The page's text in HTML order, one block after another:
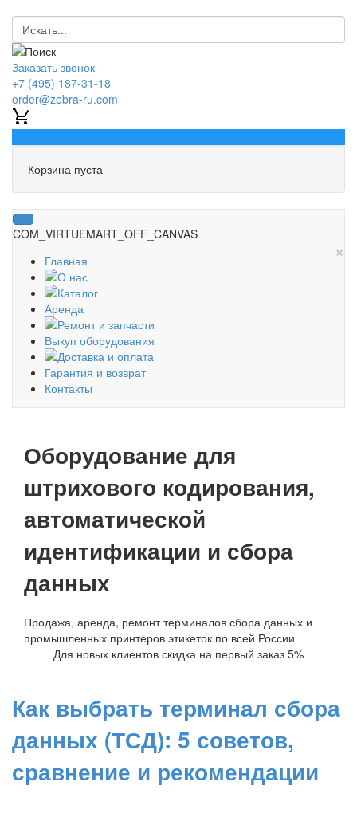
Заказать звонок
+7 (495) 187-31-18
order@zebra-ru.com
Корзина пуста
COM_VIRTUEMART_OFF_CANVAS
×
Главная
О нас
Каталог
Аренда
Ремонт и запчасти
Выкуп оборудования
Доставка и оплата
Гарантия и возврат
Контакты
Оборудование для
штрихового кодирования,
автоматической
идентификации и сбора
данных
Продажа, аренда, ремонт терминалов сбора данных и
промышленных принтеров этикеток по всей России
Для новых клиентов скидка на первый заказ 5%
Как выбрать терминал сбора
данных (ТСД): 5 советов,
сравнение и рекомендации